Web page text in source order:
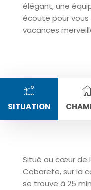
élégant, une
écoute pour
vacances
SITUATION
Situé au cœur de
Cabarete, sur la
se trouve à 25